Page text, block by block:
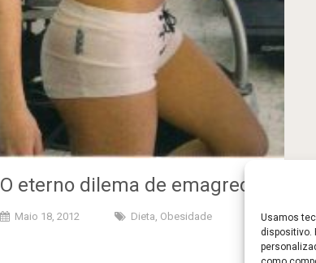
Usamos
dispositivo.
O eterno dilema de emagrecer
Maio 18, 2012 Dieta, Obesidade